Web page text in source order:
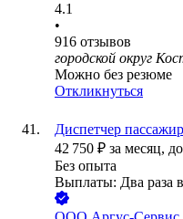
4.1
•
916 отзывов
городской округ
Можно без резюме
Откликнуться
Диспетчер
42 750 ₽ за месяц,
Без опыта
Выплаты: Два раза